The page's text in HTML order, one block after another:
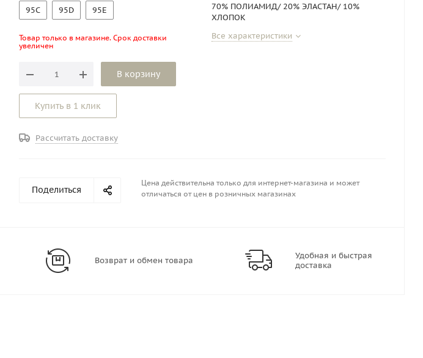
95C 95D 95E
Товар только в магазине. Срок доставки
увеличен
В корзину
Купить в 1 клик
Рассчитать доставку
70% ПОЛИАМИД/ 20% ЭЛАСТАН/ 10%
ХЛОПОК
Все характеристики
Поделиться
Цена действительна только для интернет-магазина и может
отличаться от цен в розничных магазинах
Возврат и обмен товара
Удобная и быстрая
доставка